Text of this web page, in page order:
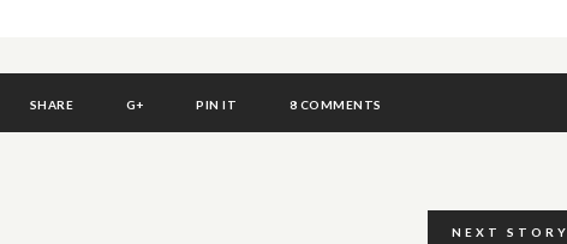
SHARE G+ PIN IT 8 COMMENTS
NEXT STORY